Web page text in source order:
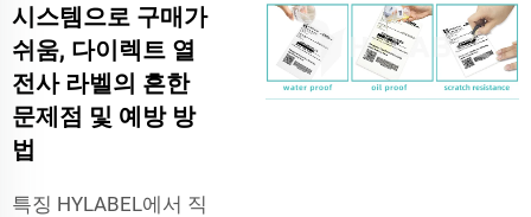
시스템으로 구매가
쉬움, 다이렉트 열
전사 라벨의 흔한
문제점 및 예방 방
법
특징 HYLABEL에서 직